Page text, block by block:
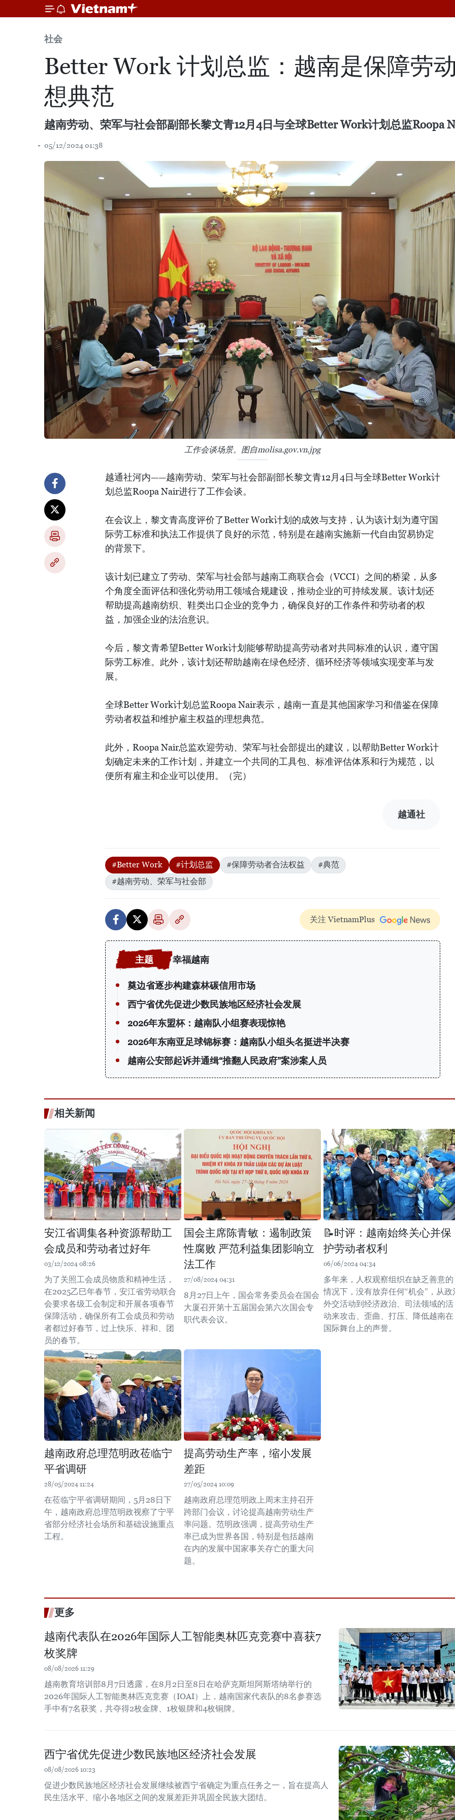
社会
Better Work 计划总监：越南是保障劳
想典范
越南劳动、荣军与社会部副部长黎文青12月4日与全球Better Work计划总监Roopa
05/12/2024 01:38
工作会谈场景。图自molisa.gov.vn.jpg
越通社河内——越南劳动、荣军与社会部副部长黎文青12月4日与全球Better Work计
划总监Roopa Nair进行了工作会谈。
在会议上，黎文青高度评价了Better Work计划的成效与支持，认为该计划为遵守国
际劳工标准和执法工作提供了良好的示范，特别是在越南实施新一代自由贸易协定
的背景下。
该计划已建立了劳动、荣军与社会部与越南工商联合会（VCCI）之间的桥梁，从多
个角度全面评估和强化劳动用工领域合规建设，推动企业的可持续发展。该计划还
帮助提高越南纺织、鞋类出口企业的竞争力，确保良好的工作条件和劳动者的权
益，加强企业的法治意识。
今后，黎文青希望Better Work计划能够帮助提高劳动者对共同标准的认识，遵守国
际劳工标准。此外，该计划还帮助越南在绿色经济、循环经济等领域实现变革与发
展。
全球Better Work计划总监Roopa Nair表示，越南一直是其他国家学习和借鉴在保障
劳动者权益和维护雇主权益的理想典范。
此外，Roopa Nair总监欢迎劳动、荣军与社会部提出的建议，以帮助Better Work计
划确定未来的工作计划，并建立一个共同的工具包、标准评估体系和行为规范，以
便所有雇主和企业可以使用。（完）
越通社
#Better Work #计划总监 #保障劳动者合法权益
#典范
#越南劳动、荣军与社会部
关注 VietnamPlus
幸福越南
奠边省逐步构建森林碳信用市场
西宁省优先促进少数民族地区经济社会发展
2026年东盟杯：越南队小组赛表现惊艳
2026年东南亚足球锦标赛：越南队小组头名挺进半决赛
越南公安部起诉并通缉“推翻人民政府”案涉案人员
相关新闻
安江省调集各种资源帮助工
会成员和劳动者过好年
03/12/2024 08:26
为了关照工会成员物质和精神生活，
在2025乙巳年春节，安江省劳动联合
会要求各级工会制定和开展各项春节
保障活动，确保所有工会成员和劳动
者都过好春节，过上快乐、祥和、团
员的春节。
国会主席陈青敏：遏制政策
性腐败 严范利益集团影响立
法工作
27/08/2024 04:31
8月27日上午，国会常务委员会在国会
大厦召开第十五届国会第六次国会专
职代表会议。
📝时评：越南始终关心并保
护劳动者权利
06/06/2024 04:34
多年来，人权观察组织在缺乏善意的
情况下，没有放弃任何“机会”，从政
外交活动到经济政治、司法领域的活
动来攻击、歪曲、打压、降低越南在
国际舞台上的声誉。
越南政府总理范明政莅临宁
平省调研
28/05/2024 11:24
在莅临宁平省调研期间，5月28日下
午，越南政府总理范明政视察了宁平
省部分经济社会场所和基础设施重点
工程。
提高劳动生产率，缩小发展
差距
27/05/2024 10:09
越南政府总理范明政上周末主持召开
跨部门会议，讨论提高越南劳动生产
率问题。范明政强调，提高劳动生产
率已成为世界各国，特别是包括越南
在内的发展中国家事关存亡的重大问
题。
更多
越南代表队在2026年国际人工智能奥林匹克竞赛中喜获7
枚奖牌
08/08/2026 11:29
越南教育培训部8月7日透露，在8月2日至8日在哈萨克斯坦阿斯塔纳举行的
2026年国际人工智能奥林匹克竞赛（IOAI）上，越南国家代表队的8名参赛选
手中有7名获奖，共夺得2枚金牌、1枚银牌和4枚铜牌。
西宁省优先促进少数民族地区经济社会发展
08/08/2026 10:23
促进少数民族地区经济社会发展继续被西宁省确定为重点任务之一，旨在提高人
民生活水平、缩小各地区之间的发展差距并巩固全民族大团结。